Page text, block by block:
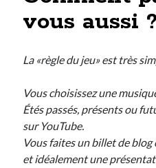
Photos
Post inutile
Sorties cuculturelles
Vidéos
vous aussi ?
La «règle du jeu» est très
Vous choisissez une
Étés passés, présents ou
sur YouTube.
Vous faites un billet de
et idéalement une